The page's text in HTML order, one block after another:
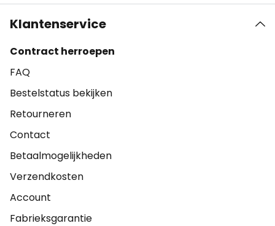
Klantenservice
Contract herroepen
FAQ
Bestelstatus bekijken
Retourneren
Contact
Betaalmogelijkheden
Verzendkosten
Account
Fabrieksgarantie